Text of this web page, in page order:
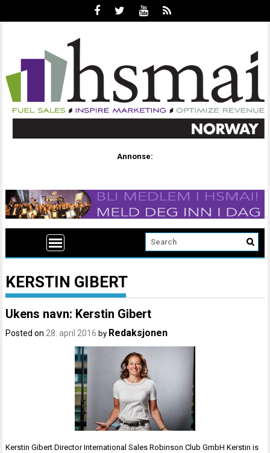
Annonse:
KERSTIN GIBERT
Ukens navn: Kerstin Gibert
Posted on28. april 2016 by Redaksjonen
Kerstin Gibert Director International Sales Robinson Club GmbH Kerstin is